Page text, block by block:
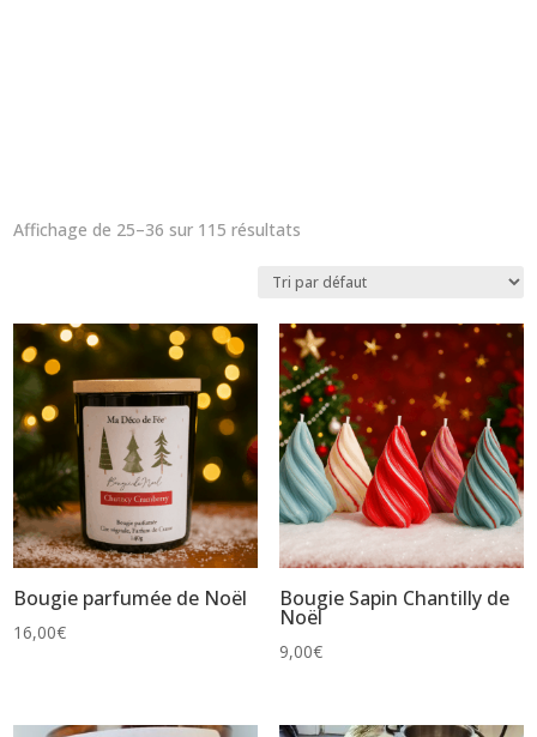
Affichage de 25–36 sur 115 résultats
Bougie parfumée de Noël
16,00€
Bougie Sapin Chantilly de
Noël
9,00€